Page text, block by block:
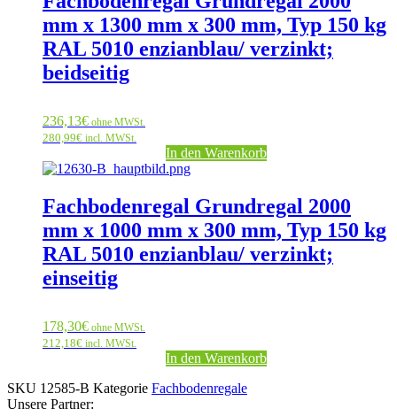
mm x 1300 mm x 300 mm, Typ 150 kg
RAL 5010 enzianblau/ verzinkt;
beidseitig
236,13€ ohne MWSt.
280,99€ incl. MWSt.
In den Warenkorb
Fachbodenregal Grundregal 2000
mm x 1000 mm x 300 mm, Typ 150 kg
RAL 5010 enzianblau/ verzinkt;
einseitig
178,30€ ohne MWSt.
212,18€ incl. MWSt.
In den Warenkorb
SKU 12585-B Kategorie Fachbodenregale
Unsere Partner: